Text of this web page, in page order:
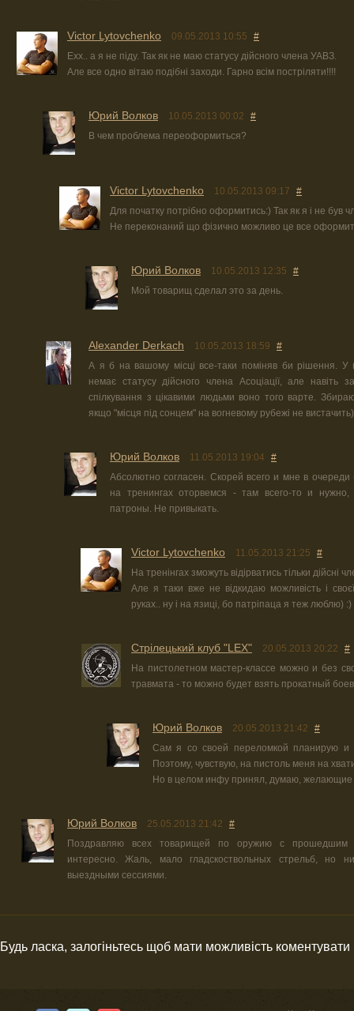
Victor Lytovchenko 09.05.2013 10:55
#
Ехх.. а я не піду. Так як не маю статусу дійсного члена УАВЗ.
Але все одно вітаю подібні заходи. Гарно всім постріляти!!!!
Юрий Волков 10.05.2013 00:02
#
В чем проблема переоформиться?
Victor Lytovchenko 10.05.2013 09:17
#
Для початку потрібно оформитись:) Так як я і не був
Не переконаний що фізично можливо це все
Юрий Волков 10.05.2013 12:35
#
Мой товарищ сделал это за день.
Alexander Derkach 10.05.2013 18:59
#
А я б на вашому місці все-таки поміняв би рішення.
немає статусу дійсного члена Асоціації, але навіть
спілкування з цікавими людьми воно того варте.
якщо "місця під сонцем" на вогневому рубежі не вистачить)
Юрий Волков 11.05.2013 19:04
#
Абсолютно согласен. Скорей всего и мне в очереди
на тренингах оторвемся - там всего-то и
патроны. Не привыкать.
Victor Lytovchenko 11.05.2013 21:25
#
На тренінгах зможуть відірватись тільки дійсні
Але я таки вже не відкидаю можливість і
руках.. ну і на язиці, бо патріпаца я теж люблю) :)
Стрілецький клуб "LEX" 20.05.2013 20:22
#
На пистолетном мастер-классе можно и без
травмата - то можно будет взять прокатный
Юрий Волков 20.05.2013 21:42
#
Сам я со своей переломкой планирую и
Поэтому, чувствую, на пистоль меня на
Но в целом инфу принял, думаю, желающие
Юрий Волков 25.05.2013 21:42
#
Поздравляю всех товарищей по оружию с прошедшим
интересно. Жаль, мало гладскоствольных стрельб, но
выездными сессиями.
Будь ласка, залогіньтесь щоб мати можливість коментувати